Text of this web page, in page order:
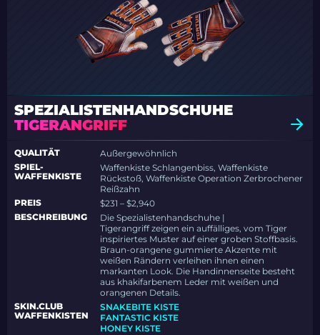
SPEZIALISTENHANDSCHUHE
TIGERANGRIFF
QUALITÄT
Außergewöhnlich
SPIEL-
WAFFENKISTE
Waffenkiste Schlangenbiss, Waffenkiste
Rückstoß, Waffenkiste Operation Zerbrochener
Reißzahn
PREIS
$231 – $2,940
BESCHREIBUNG
Die Spezialistenhandschuhe |
Tigerangriff zeigen ein auffälliges, vom Tiger
inspiriertes Muster auf einer groben Stoffbasis.
Braun-orangene gummierte Akzente mit
weißen Rändern verleihen ihnen einen
markanten Look. Die Handinnenseite besteht
aus khakifarbenem Leder mit weißen und
orangenen Details.
SKIN.CLUB
WAFFENKISTEN
SNAKEBITE KISTE
FANTASTIC KISTE
HONEY KISTE